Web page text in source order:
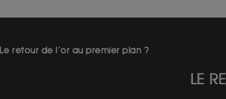
Le retour de l’or au premier plan ?
LE